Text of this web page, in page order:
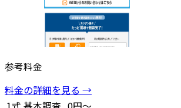
参考料金
料金の詳細を見る →